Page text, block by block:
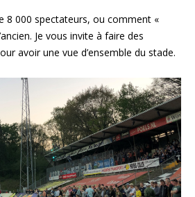
8 000 spectateurs, ou comment «
Je vous invite à faire des
avoir une vue d’ensemble du stade.